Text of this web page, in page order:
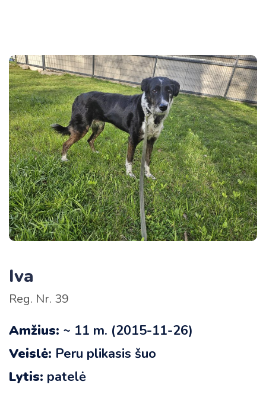
Iva
Reg. Nr. 39
Amžius: ~ 11 m. (2015-11-26)
Veislė: Peru plikasis šuo
Lytis: patelė